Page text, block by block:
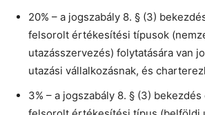
20% – a jogszabály 8. § (3)
felsorolt értékesítési típusok
utazásszervezés) folytatására van
utazási vállalkozásnak, és
3% – a jogszabály 8. § (3)